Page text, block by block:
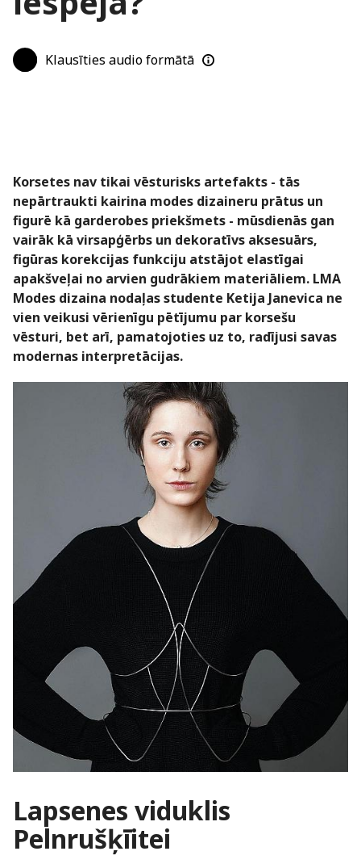
Klausīties audio formātā
Korsetes nav tikai vēsturisks artefakts - tās
nepārtraukti kairina modes dizaineru prātus un
figurē kā garderobes priekšmets - mūsdienās gan
vairāk kā virsapģērbs un dekoratīvs aksesuārs,
figūras korekcijas funkciju atstājot elastīgai
apakšveļai no arvien gudrākiem materiāliem. LMA
Modes dizaina nodaļas studente Ketija Janevica ne
vien veikusi vērienīgu pētījumu par korsešu
vēsturi, bet arī, pamatojoties uz to, radījusi savas
modernas interpretācijas.
Lapsenes viduklis
Pelnrušķīitei